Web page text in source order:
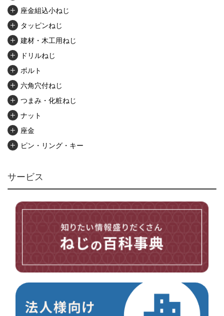
座金組込小ねじ
タッピンねじ
建材・木工用ねじ
ドリルねじ
ボルト
六角穴付ねじ
つまみ・化粧ねじ
ナット
座金
ピン・リング・キー
アンカー・プラグ
ユニファイねじ
その他ねじ
電材・設備
サービス